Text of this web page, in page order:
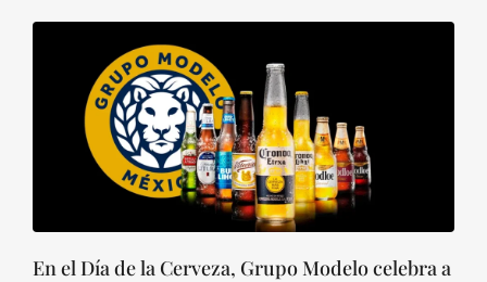
En el Día de la Cerveza, Grupo Modelo celebra a